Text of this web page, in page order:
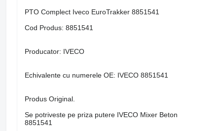
PTO Complect Iveco EuroTrakker 8851541
Cod Produs: 8851541
Producator: IVECO
Echivalente cu numerele OE: IVECO 8851541
Produs Original.
Se potriveste pe priza putere IVECO Mixer Beton
8851541